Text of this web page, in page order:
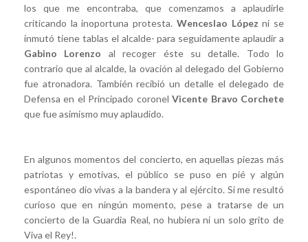
los que me encontraba, que comenzamos a aplaudirle
criticando la inoportuna protesta. Wenceslao López ni se
inmutó tiene tablas el alcalde- para seguidamente aplaudir a
Gabino Lorenzo al recoger éste su detalle. Todo lo
contrario que al alcalde, la ovación al delegado del Gobierno
fue atronadora. También recibió un detalle el delegado de
Defensa en el Principado coronelVicente Bravo Corchete
que fue asimismo muy aplaudido.
En algunos momentos del concierto, en aquellas piezas más
patriotas y emotivas, el público se puso en pié y algún
espontáneo dio vivas a la bandera y al ejército. Si me resultó
curioso que en ningún momento, pese a tratarse de un
concierto de la Guardia Real, no hubiera ni un solo grito de
Viva el Rey!.